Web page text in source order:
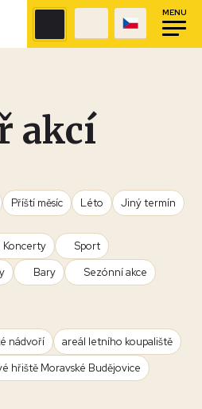
MENU
akcí
Příští měsíc Léto Jiný termín
Koncerty
Sport
Bary
Sezónní akce
nádvoří
areál letního koupaliště
hřiště Moravské Budějovice